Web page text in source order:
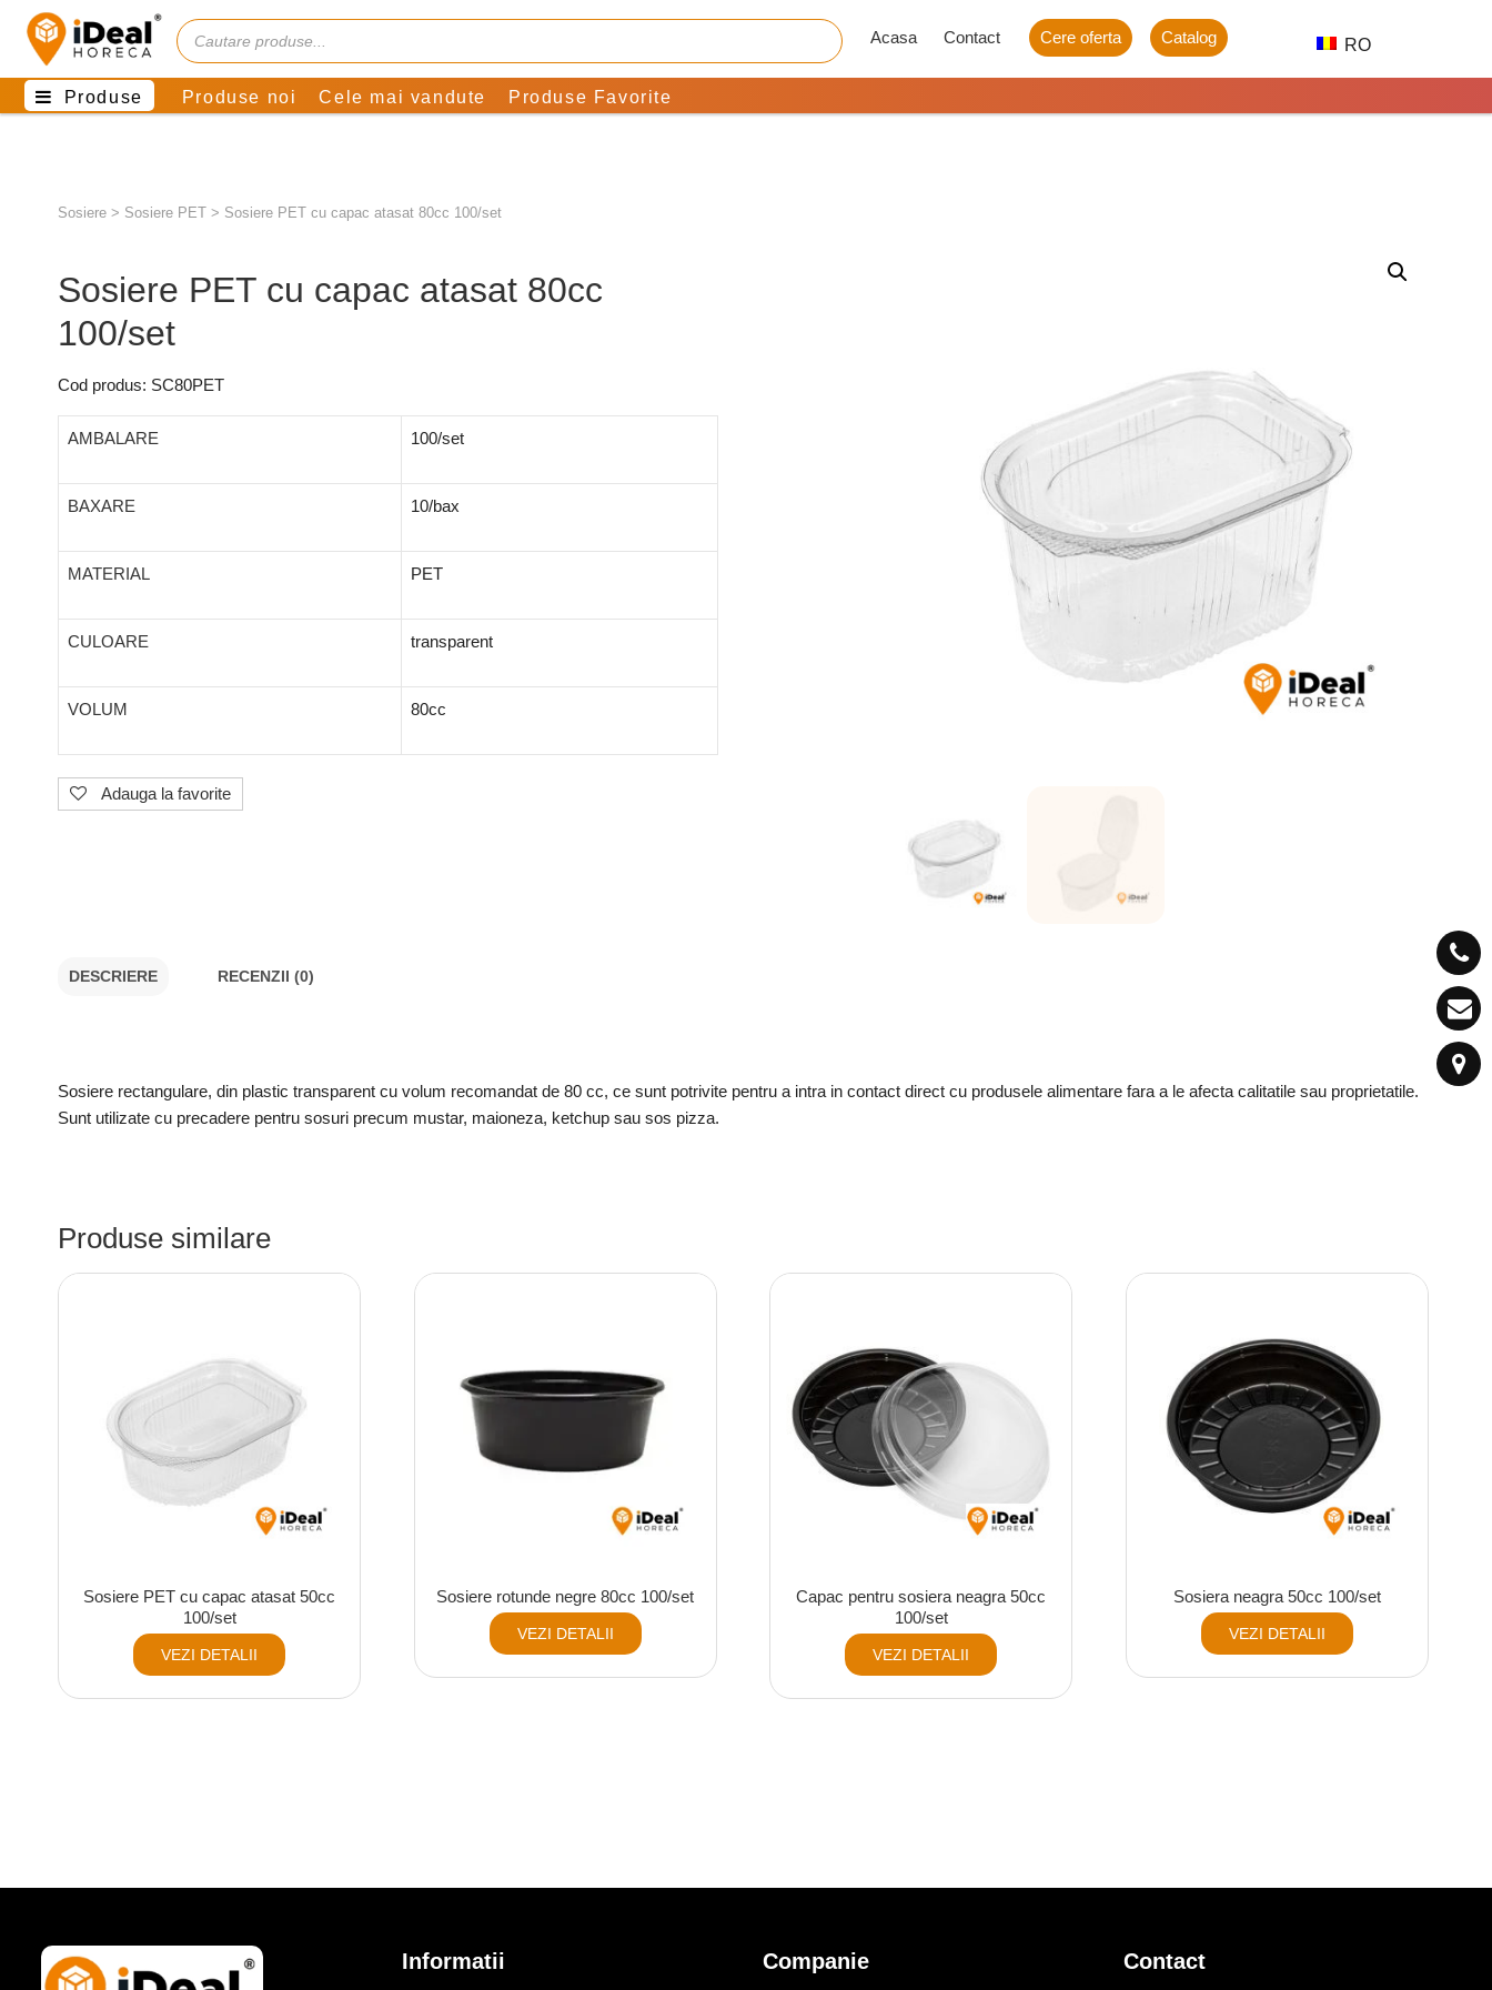
RO
Catalog
Cere oferta
Acasa Contact
Produse Produse noi Cele mai vandute Produse Favorite
Sosiere > Sosiere PET > Sosiere PET cu capac atasat 80cc 100/set
Sosiere PET cu capac atasat 80cc
100/set
Cod produs: SC80PET
AMBALARE 100/set
BAXARE 10/bax
MATERIAL PET
CULOARE transparent
VOLUM 80cc
Adauga la favorite
DESCRIERE RECENZII (0)
Sosiere rectangulare, din plastic transparent cu volum recomandat de 80 cc, ce sunt potrivite pentru a intra in contact direct cu produsele alimentare fara a le afecta calitatile sau proprietatile.
Sunt utilizate cu precadere pentru sosuri precum mustar, maioneza, ketchup sau sos pizza.
Produse similare
Sosiere PET cu capac atasat 50cc
100/set
VEZI DETALII
Sosiere rotunde negre 80cc 100/set
VEZI DETALII
Capac pentru sosiera neagra 50cc
100/set
VEZI DETALII
Sosiera neagra 50cc 100/set
VEZI DETALII
Informatii Companie Contact